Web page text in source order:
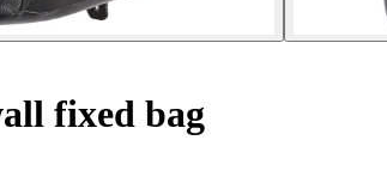
fixed bag